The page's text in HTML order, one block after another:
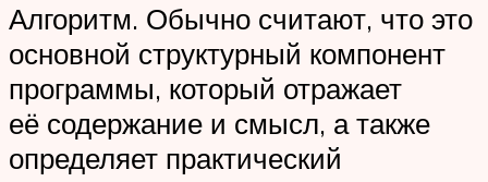
Алгоритм. Обычно считают, что это
основной структурный компонент
программы, который отражает
её содержание и смысл, а также
определяет практический